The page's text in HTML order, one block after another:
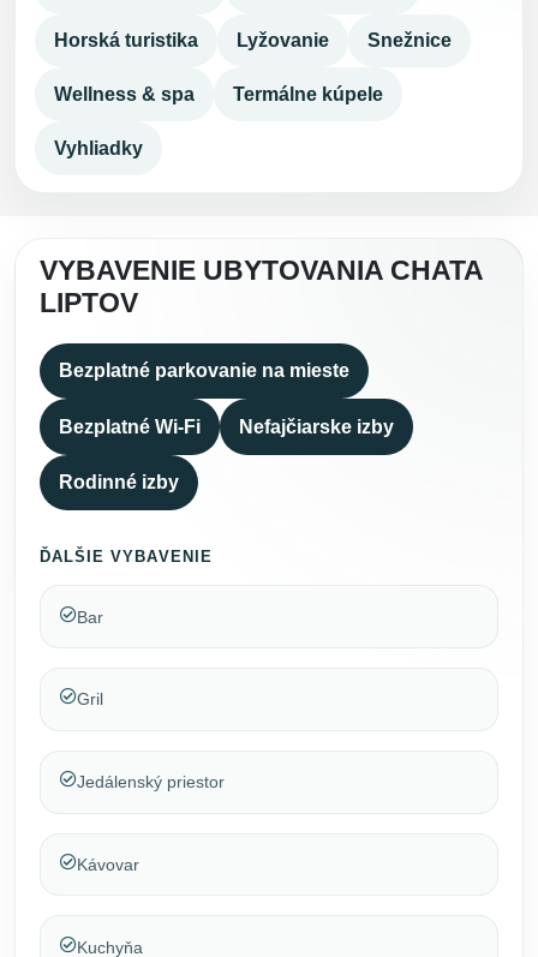
Horská turistika Lyžovanie Snežnice
Wellness & spa Termálne kúpele
Vyhliadky
VYBAVENIE UBYTOVANIA CHATA
LIPTOV
Bezplatné parkovanie na mieste
Bezplatné Wi-Fi Nefajčiarske izby
Rodinné izby
ĎALŠIE VYBAVENIE
Bar
Gril
Jedálenský priestor
Kávovar
Kuchyňa